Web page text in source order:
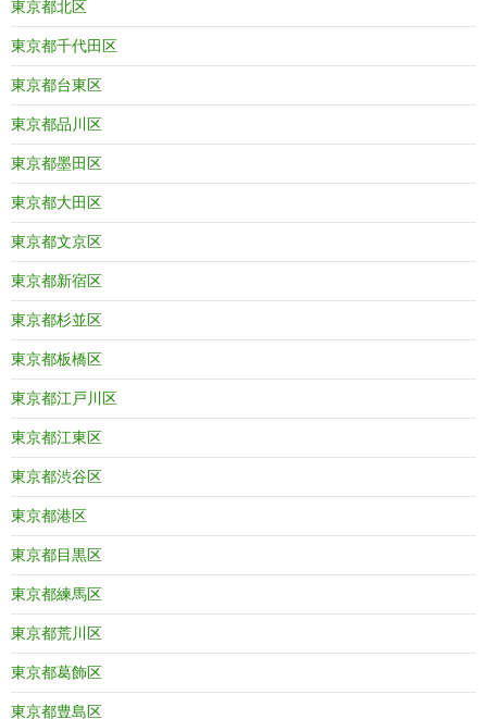
東京都北区
東京都千代田区
東京都台東区
東京都品川区
東京都墨田区
東京都大田区
東京都文京区
東京都新宿区
東京都杉並区
東京都板橋区
東京都江戸川区
東京都江東区
東京都渋谷区
東京都港区
東京都目黒区
東京都練馬区
東京都荒川区
東京都葛飾区
東京都豊島区